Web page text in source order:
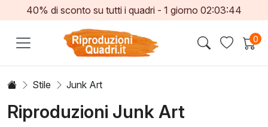
40% di sconto su tutti i quadri -1 giorno 02:03:43
0
Stile Junk Art
Riproduzioni Junk Art